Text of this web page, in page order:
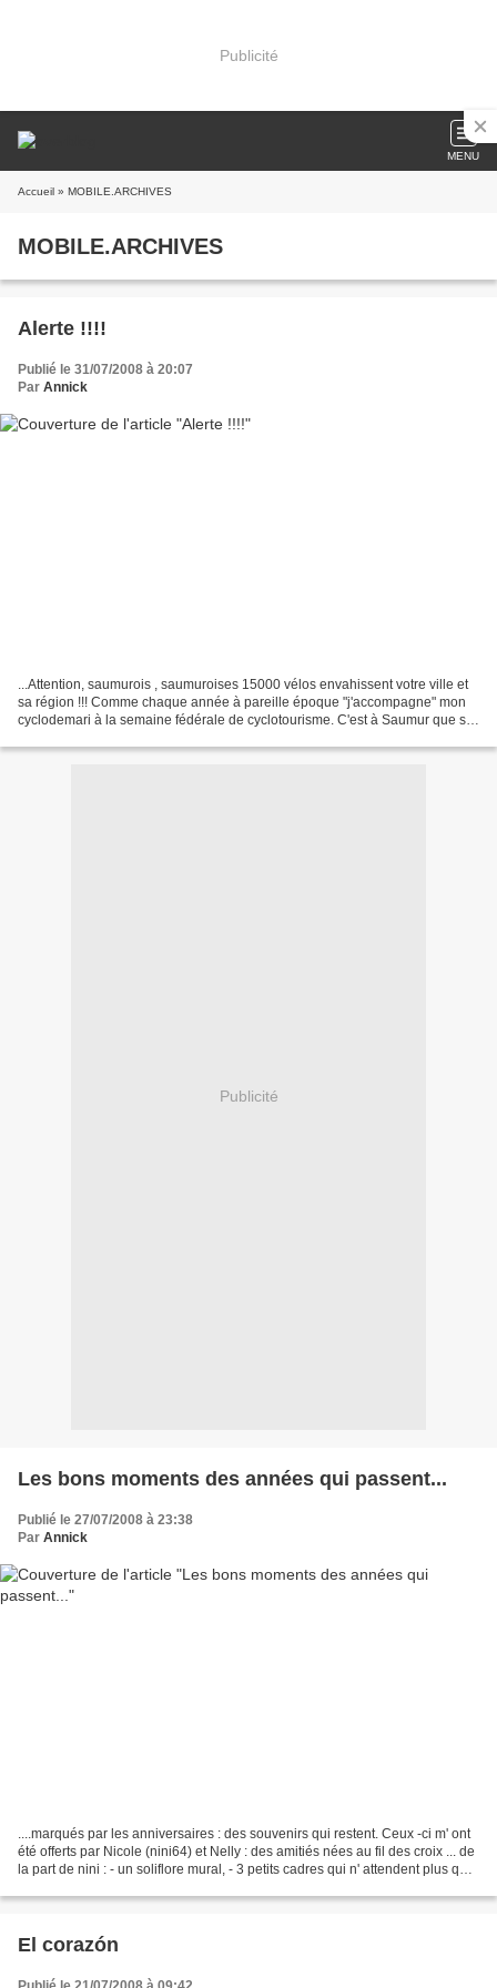
Publicité
MENU
Accueil » MOBILE.ARCHIVES
MOBILE.ARCHIVES
Alerte !!!!
Publié le 31/07/2008 à 20:07
Par Annick
...Attention, saumurois , saumuroises 15000 vélos envahissent votre ville et
sa région !!! Comme chaque année à pareille époque "j'accompagne" mon
cyclodemari à la semaine fédérale de cyclotourisme. C'est à Saumur que se
Publicité
Les bons moments des années qui passent...
Publié le 27/07/2008 à 23:38
Par Annick
....marqués par les anniversaires : des souvenirs qui restent. Ceux -ci m' ont
été offerts par Nicole (nini64) et Nelly : des amitiés nées au fil des croix ... de
la part de nini : - un soliflore mural, - 3 petits cadres qui n' attendent plus qu'
El corazón